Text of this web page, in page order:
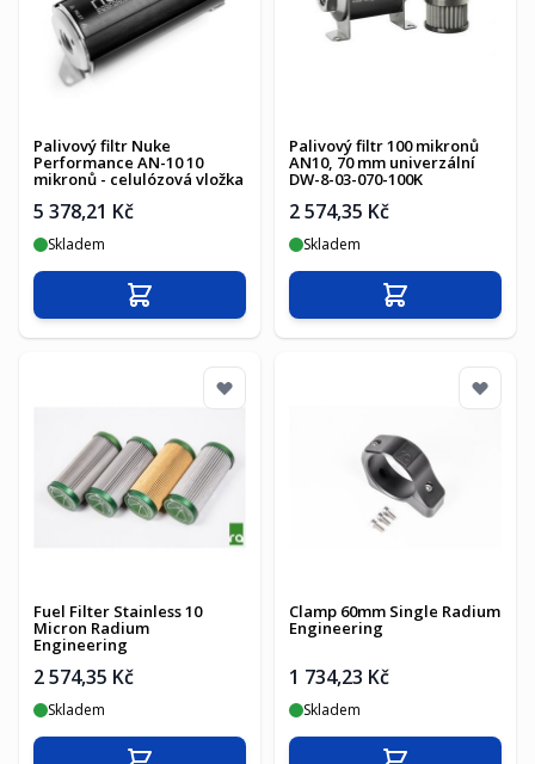
Palivový filtr Nuke
Performance AN-10 10
mikronů - celulózová vložka
5 378,21 Kč
Skladem
Přidat do košíku
Palivový filtr 100 mikronů
AN10, 70 mm univerzální
DW-8-03-070-100K
2 574,35 Kč
Skladem
Přidat do košíku
Fuel Filter Stainless 10
Micron Radium
Engineering
2 574,35 Kč
Skladem
Clamp 60mm Single Radium
Engineering
1 734,23 Kč
Skladem